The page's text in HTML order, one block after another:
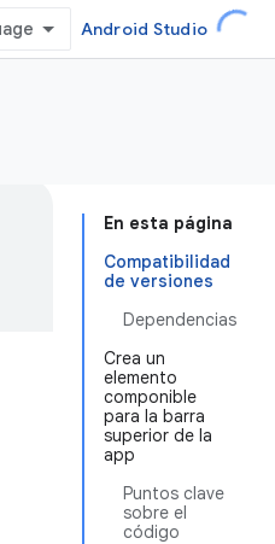
Android Studio
En esta página
Compatibilidad
de versiones
Dependencias
Crea un
elemento
componible
para la barra
superior de la
app
Puntos clave
sobre el
código